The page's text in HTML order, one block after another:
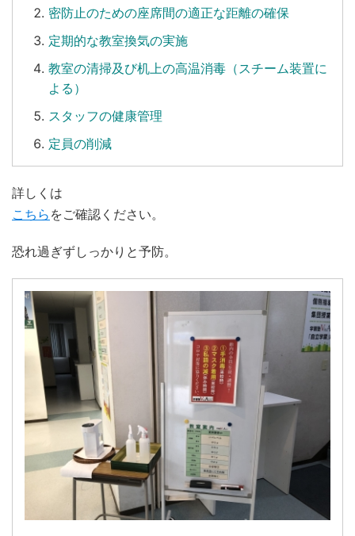
密防止のための座席間の適正な距離の確保
定期的な教室換気の実施
教室の清掃及び机上の高温消毒（スチーム装置に
よる）
スタッフの健康管理
定員の削減
詳しくは
こちら をご確認ください。
恐れ過ぎずしっかりと予防。